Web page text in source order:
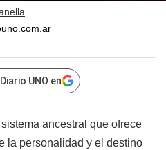
UNO en
ancestral que ofrece
la personalidad y el destino